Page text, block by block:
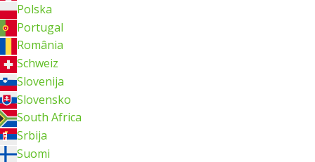
Polska
Portugal
România
Schweiz
Slovenija
Slovensko
South Africa
Srbija
Suomi